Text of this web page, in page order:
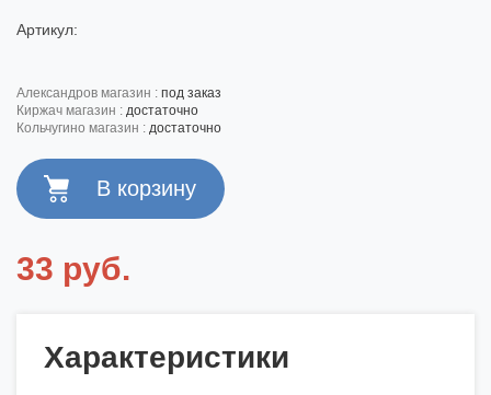
Артикул:
александров магазин : под заказ
киржач магазин : достаточно
кольчугино магазин : достаточно
33 руб.
Характеристики